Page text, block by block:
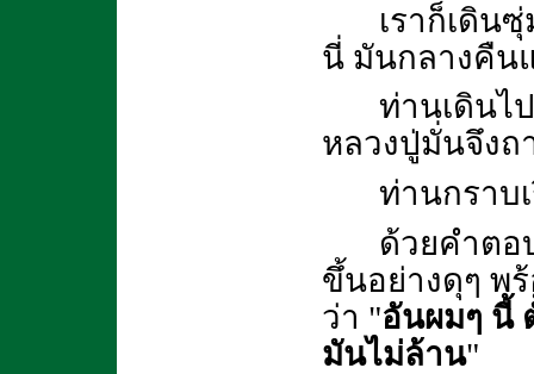
เราก็เดิน
นี่ มันกลางคืน
ท่านเดินไ
หลวงปู่มั่นจึงถ
ท่านกราบ
ด้วยคำตอ
ขึ้นอย่างดุๆ พ
ว่า "อันผมๆ นี้
มันไม่ล้าน"